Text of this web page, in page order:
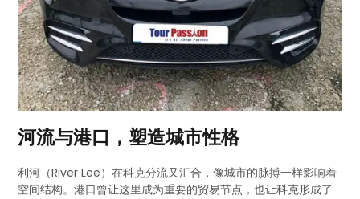
河流与港口，塑造城市性格
利河（River Lee）在科克分流又汇合，像城市的脉搏一样影响着
空间结构。港口曾让这里成为重要的贸易节点，也让科克形成了